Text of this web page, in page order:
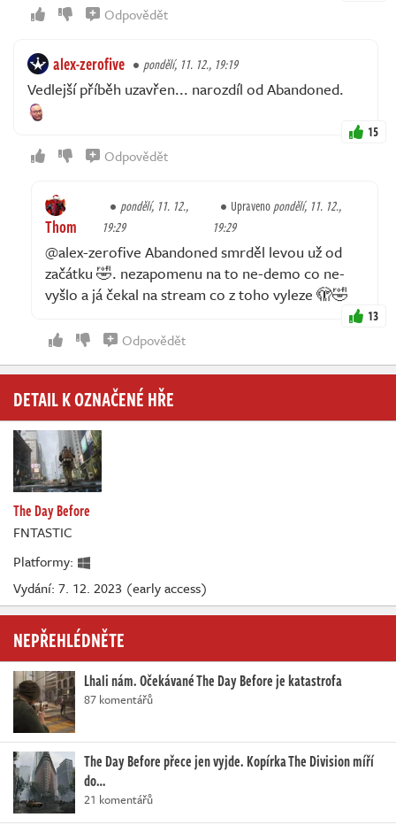
Odpovědět
alex-zerofive pondělí, 11. 12., 19:19
Vedlejší příběh uzavřen... narozdíl od Abandoned.
15
Odpovědět
Thom
pondělí, 11. 12.,
19:29
Upravenopondělí, 11. 12.,
19:29
@alex-zerofive Abandoned smrděl levou už od
začátku 🤣. nezapomenu na to ne-demo co ne-
vyšlo a já čekal na stream co z toho vyleze 🫣🤣
13
Odpovědět
DETAIL K OZNAČENÉ HŘE
The Day Before
FNTASTIC
Platformy:
Vydání: 7. 12. 2023 (early access)
NEPŘEHLÉDNĚTE
Lhali nám. Očekávané The Day Before je katastrofa
87 komentářů
The Day Before přece jen vyjde. Kopírka The Division míří
do…
21 komentářů